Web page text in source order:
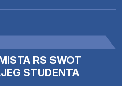
RS SWOT
STUDENTA